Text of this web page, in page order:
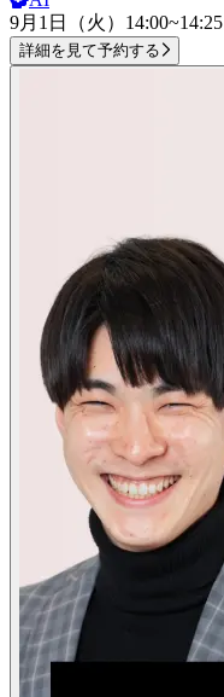
9月1日（火） 14:00~14:25
詳細を見て予約する